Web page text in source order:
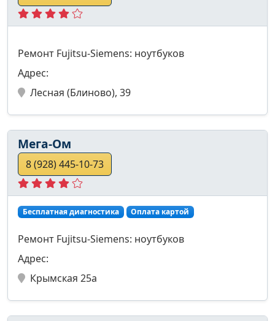
Ремонт Fujitsu-Siemens: ноутбуков
Адрес:
Лесная (Блиново), 39
Мега-Ом
8 (928) 445-10-73
Бесплатная диагностика Оплата картой
Ремонт Fujitsu-Siemens: ноутбуков
Адрес:
Крымская 25а